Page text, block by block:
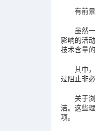
有前
虽然
影响的活
技术含量
其中
过阻止非
关于
洁。这些
项。